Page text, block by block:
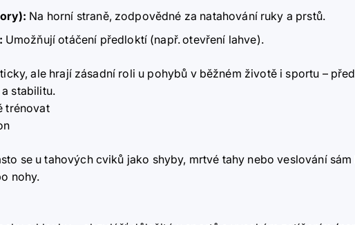
Na horní straně, zodpovědné za natahování ruky a prstů.
: Umožňují otáčení předloktí (např.otevření lahve).
ale hrají zásadní roli u pohybů v běžném životě i sportu –
stabilitu.
trénovat
se u tahových cviků jako shyby, mrtvé tahy nebo veslování
nohy.